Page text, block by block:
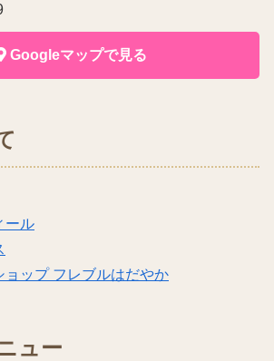
Googleマップで見る
ール
ョップ フレブルはだやか
ュー